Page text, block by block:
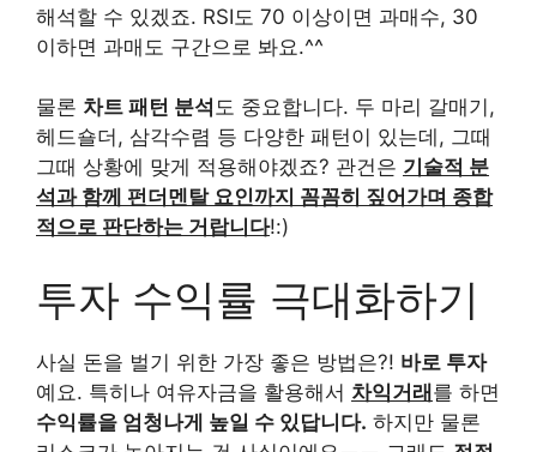
해석할 수 있겠죠. RSI도 70 이상이면 과매수, 30
이하면 과매도 구간으로 봐요.^^
물론 차트 패턴 분석 도 중요합니다. 두 마리 갈매기,
헤드숄더, 삼각수렴 등 다양한 패턴이 있는데, 그때
그때 상황에 맞게 적용해야겠죠? 관건은 기술적 분
석과 함께 펀더멘탈 요인까지 꼼꼼히 짚어가며 종합
적으로 판단하는 거랍니다!:)
투자 수익률 극대화하기
사실 돈을 벌기 위한 가장 좋은 방법은?! 바로 투자
예요. 특히나 여유자금을 활용해서 차익거래를 하면
수익률을 엄청나게 높일 수 있답니다. 하지만 물론